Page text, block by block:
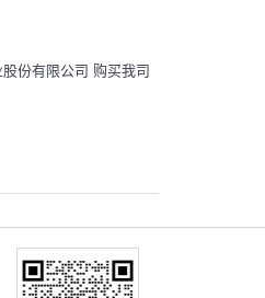
份有限公司 购买我司